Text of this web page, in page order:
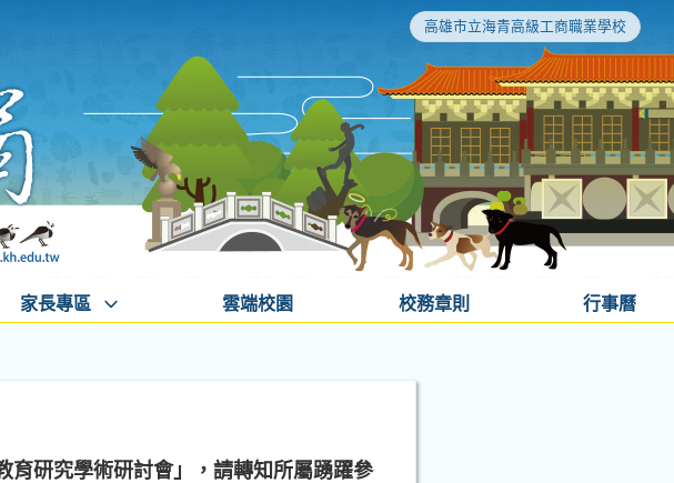
高雄市立海青高級工商職業學校
家長專區 雲端校園 校務章則 行事曆
育研究學術研討會」，請轉知所屬踴躍參